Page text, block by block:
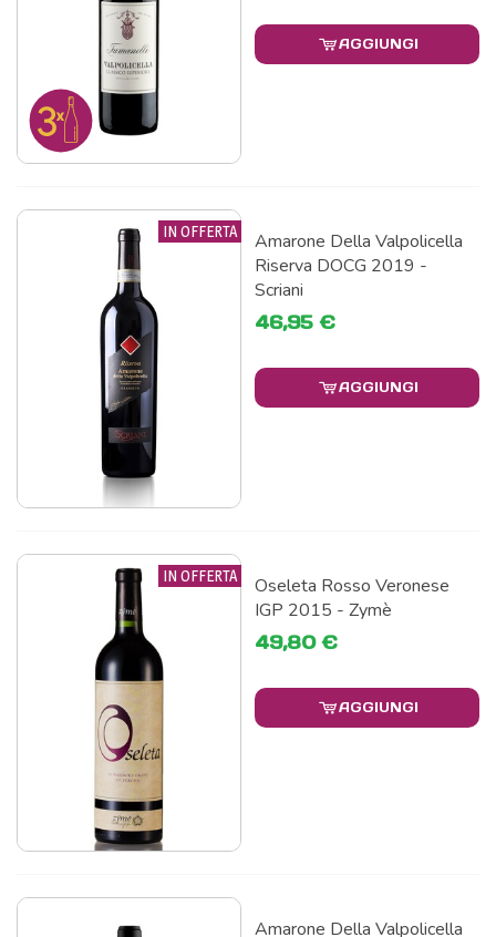
AGGIUNGI
IN OFFERTA
Amarone Della Valpolicella
Riserva DOCG 2019 -
Scriani
46,95 €
AGGIUNGI
IN OFFERTA
Oseleta Rosso Veronese
IGP 2015 - Zymè
49,80 €
AGGIUNGI
Amarone Della Valpolicella